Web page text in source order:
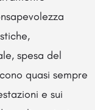
spesa del
quasi sempre
e sui